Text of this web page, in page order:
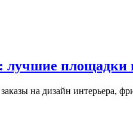
лучшие площадки
на дизайн интерьера,